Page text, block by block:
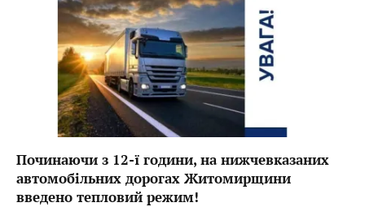
Починаючи з 12-ї години, на нижчевказаних
автомобільних дорогах Житомирщини
введено тепловий режим!